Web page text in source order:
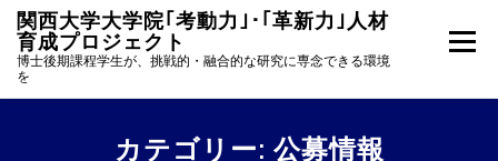
ツ
関西大学大学院｢考動力｣･｢革新力｣人材
育成プロジェクト
博士後期課程学生が、挑戦的・融合的な研究に専念できる環境
を
メニュー
事業統括挨拶 プロジェクトの概要
カテゴリー: 公募情報